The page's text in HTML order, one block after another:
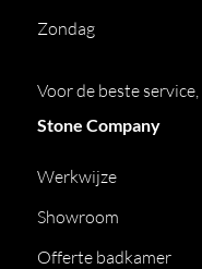
Zondag
Voor de beste service,
Stone Company
Werkwijze
Showroom
Offerte badkamer